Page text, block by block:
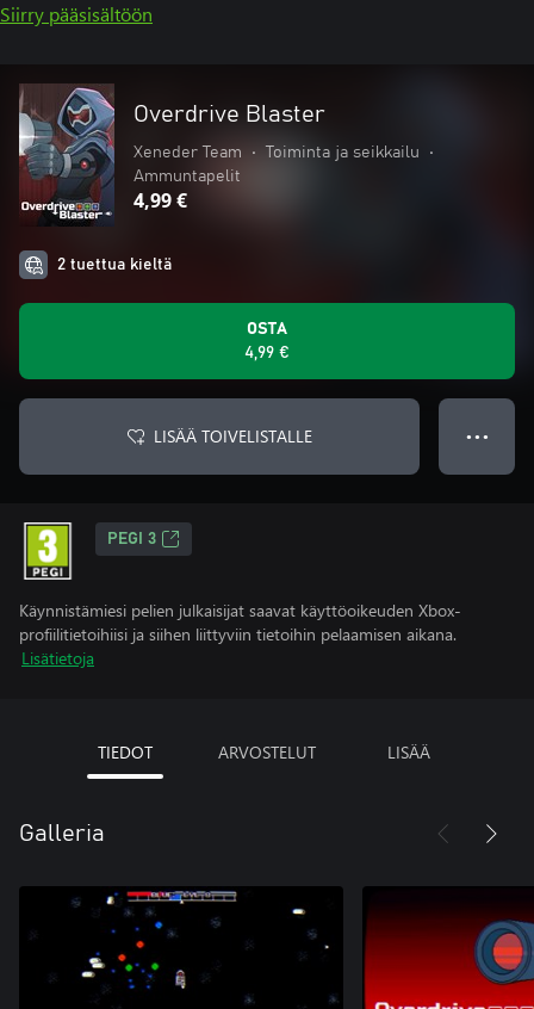
Siirry pääsisältöön
Overdrive Blaster
Xeneder Team • Toiminta ja seikkailu
•
Ammuntapelit
4,99 €
2 tuettua kieltä
OSTA
4,99 €
LISÄÄ TOIVELISTALLE ● ● ●
PEGI 3
Käynnistämiesi pelien julkaisijat saavat käyttöoikeuden Xbox-
profiilitietoihiisi ja siihen liittyviin tietoihin pelaamisen aikana.
Lisätietoja
TIEDOT ARVOSTELUT LISÄÄ
Galleria